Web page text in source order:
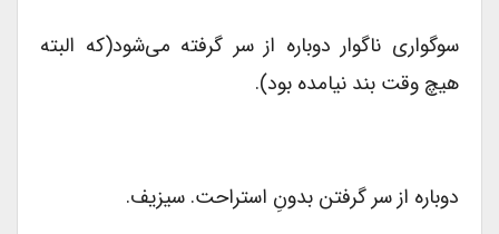
سوگواری ناگوار دوباره از سر گرفته می‌شود(که البته
هیچ وقت بند نیامده بود).
دوباره از سر گرفتن بدونِ ‌استراحت. سیزیف.